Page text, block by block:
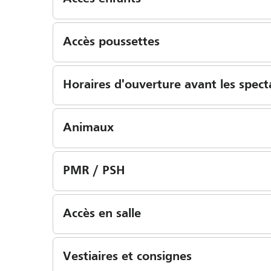
Accès poussettes
Horaires d'ouverture avant les
Animaux
PMR / PSH
Accès en salle
Vestiaires et consignes